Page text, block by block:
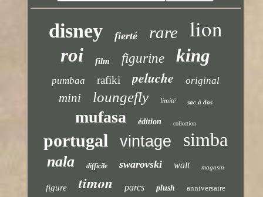
disney fierté rare lion
roi film figurine king
pumbaa rafiki peluche original
mini loungefly limité sac à dos
mufasa édition collection
portugal vintage simba
nala difficile swarovski walt magasin
figure timon parcs plush anniversaire